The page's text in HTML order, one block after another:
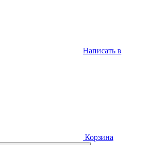
Написать в
Корзина